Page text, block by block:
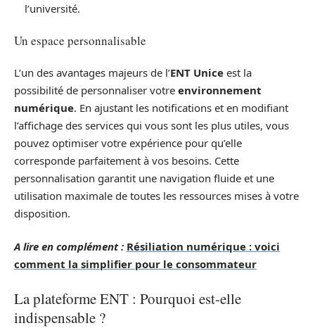
l’université.
Un espace personnalisable
L’un des avantages majeurs de l’ENT Unice est la
possibilité de personnaliser votre environnement
numérique. En ajustant les notifications et en modifiant
l’affichage des services qui vous sont les plus utiles, vous
pouvez optimiser votre expérience pour qu’elle
corresponde parfaitement à vos besoins. Cette
personnalisation garantit une navigation fluide et une
utilisation maximale de toutes les ressources mises à votre
disposition.
A lire en complément : Résiliation numérique : voici
comment la simplifier pour le consommateur
La plateforme ENT : Pourquoi est-elle
indispensable ?